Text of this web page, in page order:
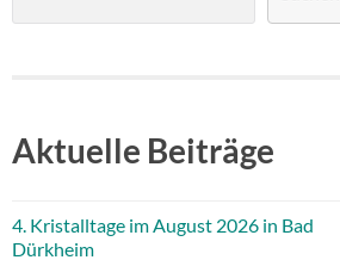
Aktuelle Beiträge
4. Kristalltage im August 2026 in Bad
Dürkheim